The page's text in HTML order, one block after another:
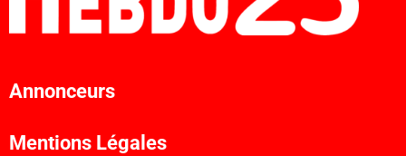
Annonceurs
Mentions Légales